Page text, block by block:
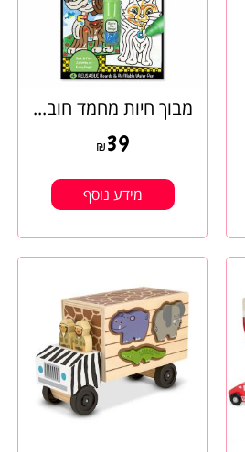
מבוך חיות מחמד חוב...
₪39
מידע נוסף